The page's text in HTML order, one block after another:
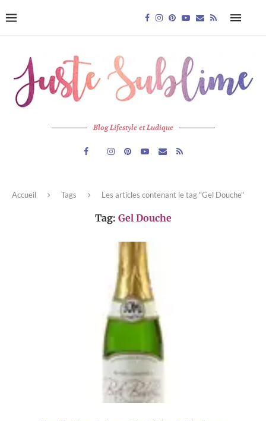
Blog Lifestyle et Ludique
Accueil Tags Les articles contenant le tag "Gel Douche"
Tag: Gel Douche